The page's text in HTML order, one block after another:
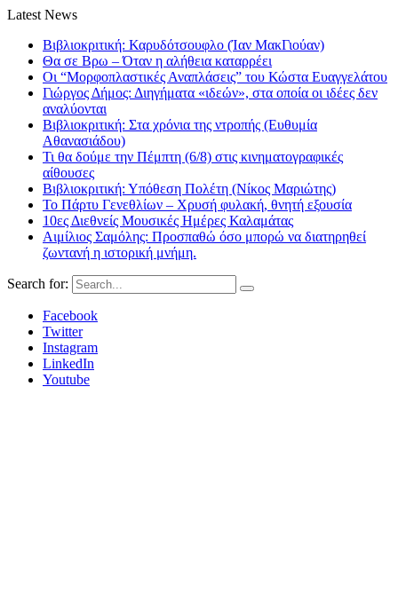
Latest News
Βιβλιοκριτική: Καρυδότσουφλο (Ίαν ΜακΓιούαν)
Θα σε Βρω – Όταν η αλήθεια καταρρέει
Οι “Μορφοπλαστικές Αναπλάσεις” του Κώστα Ευαγγελάτου
Γιώργος Δήμος: Διηγήματα «ιδεών», στα οποία οι ιδέες δεν
αναλύονται
Βιβλιοκριτική: Στα χρόνια της ντροπής (Ευθυμία
Αθανασιάδου)
Τι θα δούμε την Πέμπτη (6/8) στις κινηματογραφικές
αίθουσες
Βιβλιοκριτική: Υπόθεση Πολέτη (Νίκος Μαριώτης)
Το Πάρτυ Γενεθλίων – Χρυσή φυλακή, θνητή εξουσία
10ες Διεθνείς Μουσικές Ημέρες Καλαμάτας
Αιμίλιος Σαμόλης: Προσπαθώ όσο μπορώ να διατηρηθεί
ζωντανή η ιστορική μνήμη.
Search for:
Facebook
Twitter
Instagram
LinkedIn
Youtube